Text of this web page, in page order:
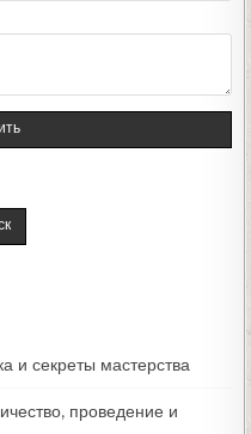
и секреты мастерства
проведение и